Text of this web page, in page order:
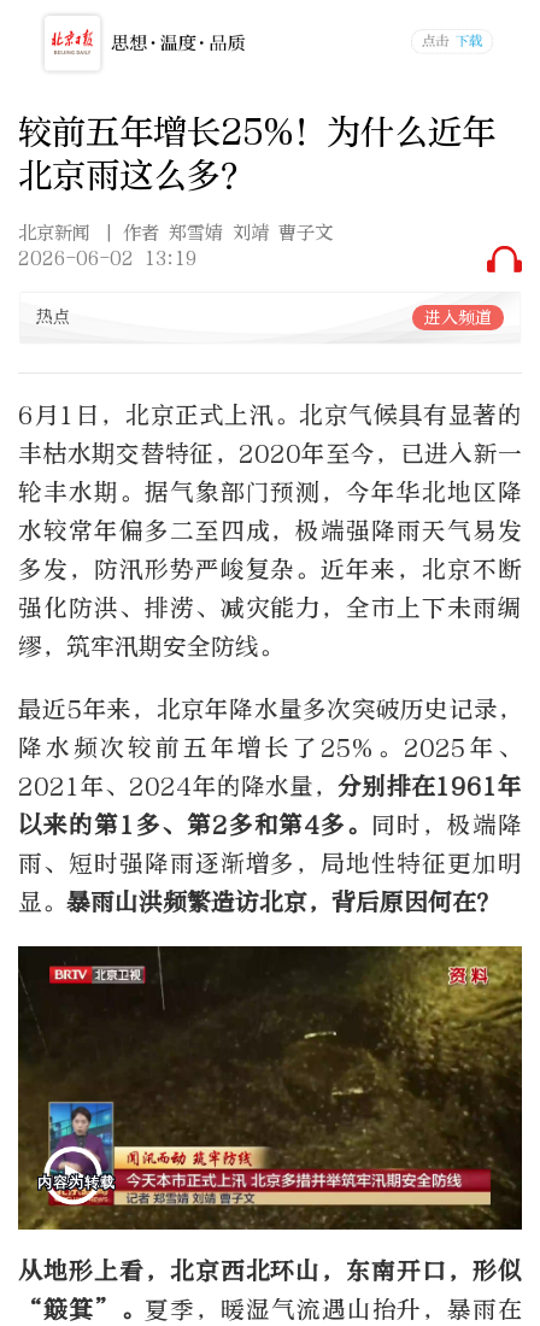
较前五年增长25%！为什么近年
北京雨这么多？
北京新闻
| 作者 郑雪婧 刘靖 曹子文
2026-06-02 13:19
热点 进入频道
6月1日，北京正式上汛。北京气候具有显著的
丰枯水期交替特征，2020年至今，已进入新一
轮丰水期。据气象部门预测，今年华北地区降
水较常年偏多二至四成，极端强降雨天气易发
多发，防汛形势严峻复杂。近年来，北京不断
强化防洪、排涝、减灾能力，全市上下未雨绸
缪，筑牢汛期安全防线。
最近5年来，北京年降水量多次突破历史记录，
降水频次较前五年增长了25%。2025年、
2021年、2024年的降水量，分别排在1961年
以来的第1多、第2多和第4多。 同时，极端降
雨、短时强降雨逐渐增多，局地性特征更加明
显。 暴雨山洪频繁造访北京，背后原因何在？
从地形上看，北京西北环山，东南开口，形似
“簸箕”。 夏季，暖湿气流遇山抬升，暴雨在